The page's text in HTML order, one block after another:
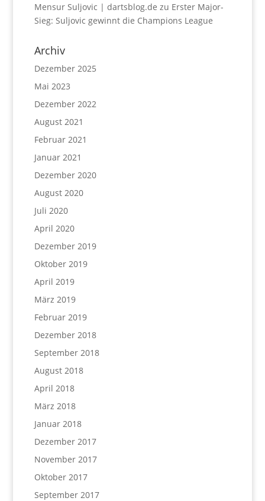
Mensur Suljovic | dartsblog.de zu Erster Major-
Sieg: Suljovic gewinnt die Champions League
Archiv
Dezember 2025
Mai 2023
Dezember 2022
August 2021
Februar 2021
Januar 2021
Dezember 2020
August 2020
Juli 2020
April 2020
Dezember 2019
Oktober 2019
April 2019
März 2019
Februar 2019
Dezember 2018
September 2018
August 2018
April 2018
März 2018
Januar 2018
Dezember 2017
November 2017
Oktober 2017
September 2017